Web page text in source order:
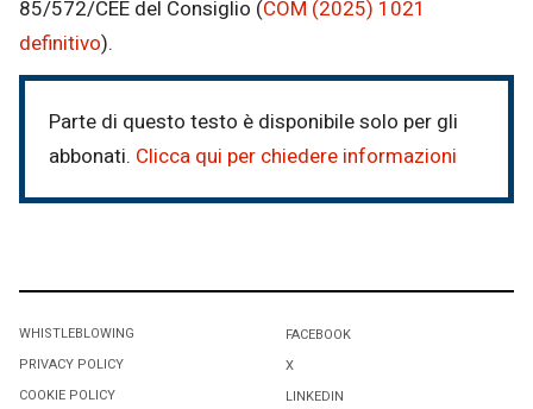
85/572/CEE del Consiglio (COM (2025) 1021
definitivo).
Parte di questo testo è disponibile solo per gli
abbonati. Clicca qui per chiedere informazioni
WHISTLEBLOWING
PRIVACY POLICY
COOKIE POLICY
FACEBOOK
X
LINKEDIN